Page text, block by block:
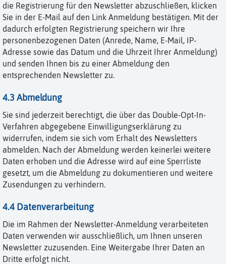
die Registrierung für den Newsletter abzuschließen, klicken
Sie in der E-Mail auf den Link Anmeldung bestätigen. Mit der
dadurch erfolgten Registrierung speichern wir Ihre
personenbezogenen Daten (Anrede, Name, E-Mail, IP-
Adresse sowie das Datum und die Uhrzeit Ihrer Anmeldung)
und senden Ihnen bis zu einer Abmeldung den
entsprechenden Newsletter zu.
4.3 Abmeldung
Sie sind jederzeit berechtigt, die über das Double-Opt-In-
Verfahren abgegebene Einwilligungserklärung zu
widerrufen, indem sie sich vom Erhalt des Newsletters
abmelden. Nach der Abmeldung werden keinerlei weitere
Daten erhoben und die Adresse wird auf eine Sperrliste
gesetzt, um die Abmeldung zu dokumentieren und weitere
Zusendungen zu verhindern.
4.4 Datenverarbeitung
Die im Rahmen der Newsletter-Anmeldung verarbeiteten
Daten verwenden wir ausschließlich, um Ihnen unseren
Newsletter zuzusenden. Eine Weitergabe Ihrer Daten an
Dritte erfolgt nicht.